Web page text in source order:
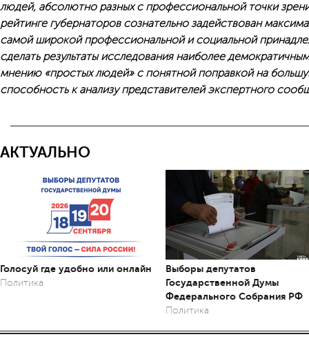
людей, абсолютно разных с профессиональной точки
рейтинге губернаторов сознательно задействован
самой широкой профессиональной и социальной
сделать результаты исследования наиболее
мнению «простых людей» с понятной поправкой на
способность к анализу представителей экспертного
АКТУАЛЬНО
Голосуй где удобно или онлайн
Политика
Выборы депутатов
Государственной Думы
Федерального Собрания РФ
Политика